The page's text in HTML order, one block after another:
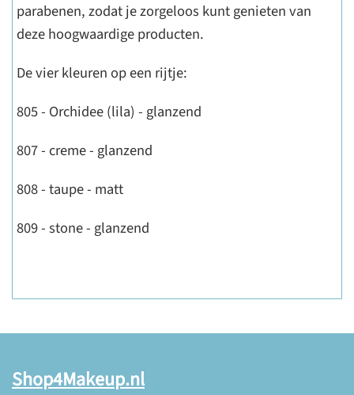
parabenen, zodat je zorgeloos kunt genieten van
deze hoogwaardige producten.
De vier kleuren op een rijtje:
805 - Orchidee (lila) - glanzend
807 - creme - glanzend
808 - taupe - matt
809 - stone - glanzend
Shop4Makeup.nl